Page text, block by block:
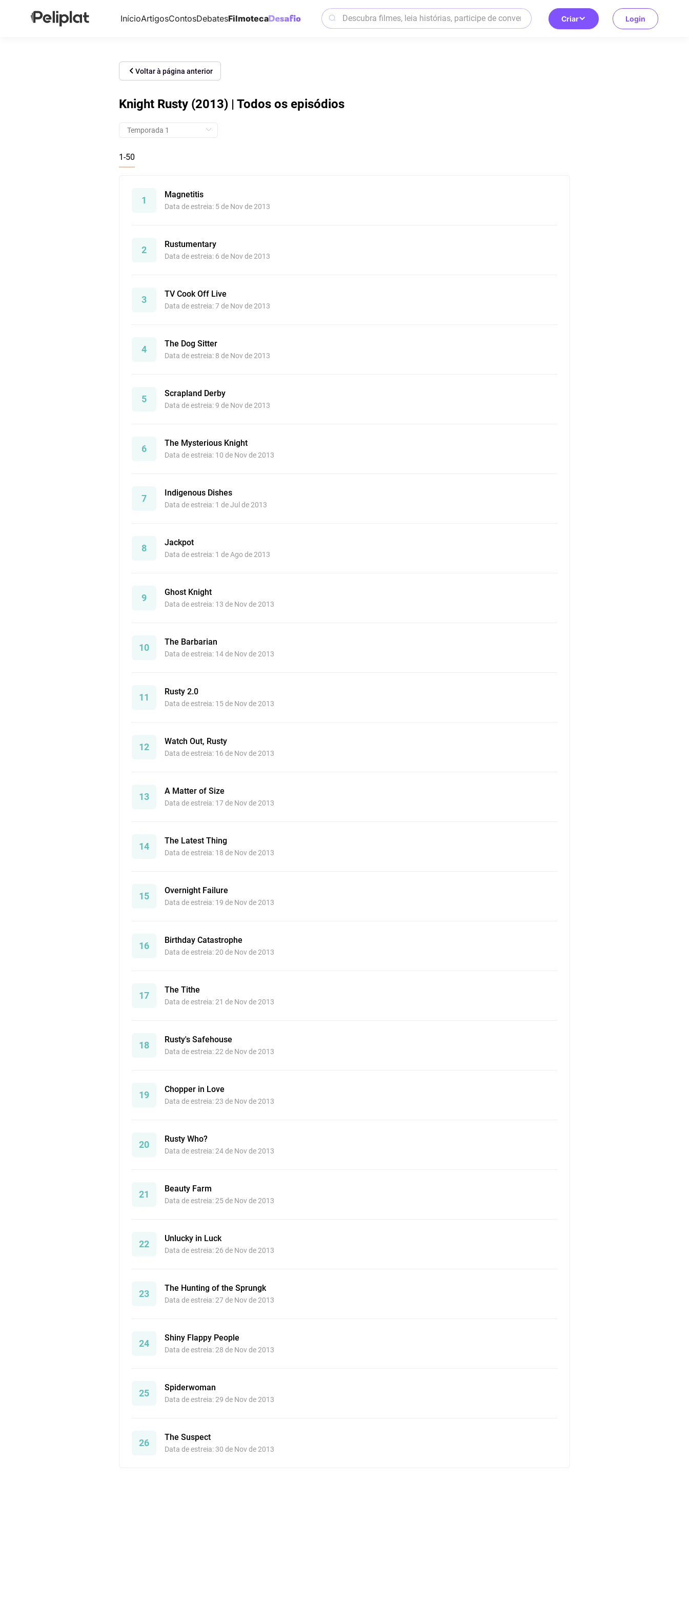
InícioArtigosContosDebatesFilmoteca Criar Login
Voltar à página anterior
Knight Rusty (2013) | Todos os episódios
1-50
1
Magnetitis
Data de estreia: 5 de Nov de 2013
2
Rustumentary
Data de estreia: 6 de Nov de 2013
3
TV Cook Off Live
Data de estreia: 7 de Nov de 2013
4
The Dog Sitter
Data de estreia: 8 de Nov de 2013
5
Scrapland Derby
Data de estreia: 9 de Nov de 2013
6
The Mysterious Knight
Data de estreia: 10 de Nov de 2013
7
Indigenous Dishes
Data de estreia: 1 de Jul de 2013
8
Jackpot
Data de estreia: 1 de Ago de 2013
9
Ghost Knight
Data de estreia: 13 de Nov de 2013
10
The Barbarian
Data de estreia: 14 de Nov de 2013
11
Rusty 2.0
Data de estreia: 15 de Nov de 2013
12
Watch Out, Rusty
Data de estreia: 16 de Nov de 2013
13
A Matter of Size
Data de estreia: 17 de Nov de 2013
14
The Latest Thing
Data de estreia: 18 de Nov de 2013
15
Overnight Failure
Data de estreia: 19 de Nov de 2013
16
Birthday Catastrophe
Data de estreia: 20 de Nov de 2013
17
The Tithe
Data de estreia: 21 de Nov de 2013
18
Rusty's Safehouse
Data de estreia: 22 de Nov de 2013
19
Chopper in Love
Data de estreia: 23 de Nov de 2013
20
Rusty Who?
Data de estreia: 24 de Nov de 2013
21
Beauty Farm
Data de estreia: 25 de Nov de 2013
22
Unlucky in Luck
Data de estreia: 26 de Nov de 2013
23
The Hunting of the Sprungk
Data de estreia: 27 de Nov de 2013
24
Shiny Flappy People
Data de estreia: 28 de Nov de 2013
25
Spiderwoman
Data de estreia: 29 de Nov de 2013
26
The Suspect
Data de estreia: 30 de Nov de 2013